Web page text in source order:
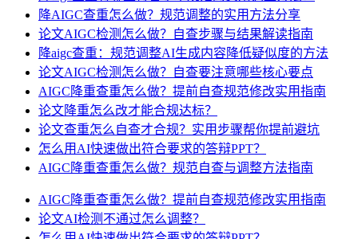
降AIGC查重怎么做？规范调整的实用方法分享
论文AIGC检测怎么做？自查步骤与结果解读指南
降aigc查重：规范调整AI生成内容降低疑似度的方法
论文AIGC检测怎么做？自查要注意哪些核心要点
AIGC降重查重怎么做？提前自查规范修改实用指南
论文降重怎么改才能合规达标？
论文查重怎么自查才合规？实用步骤帮你提前避坑
怎么用AI快速做出符合要求的答辩PPT？
AIGC降重查重怎么做？规范自查与调整方法指南
AIGC降重查重怎么做？提前自查规范修改实用指南
论文AI检测不通过怎么调整？